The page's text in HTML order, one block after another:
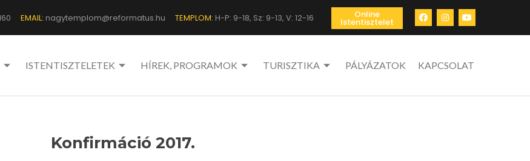
EMAIL: nagytemplom@reformatus.hu TEMPLOM: H-P: 9-18, Sz: 9-13, V: 12-16 Online
Istentisztelet
ISTENTISZTELETEK HÍREK, PROGRAMOK TURISZTIKA PÁLYÁZATOK KAPCSOLAT
Konfirmáció 2017.